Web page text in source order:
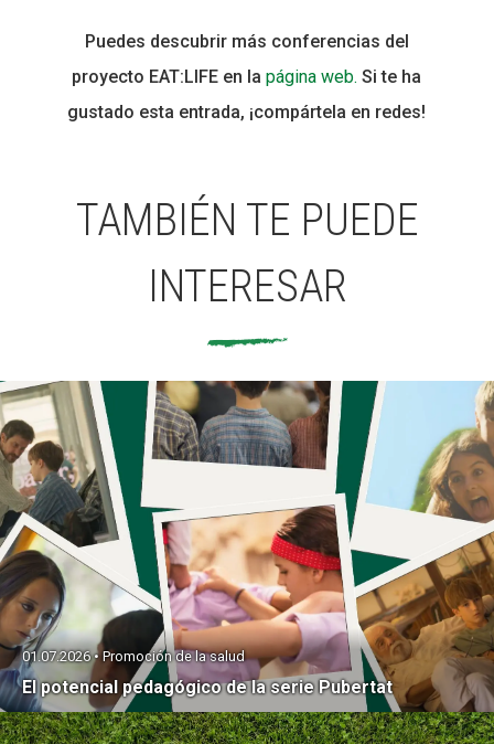
Puedes descubrir más conferencias del
proyecto EAT:LIFE en lapágina web. Si te ha
gustado esta entrada, ¡compártela en redes!
TAMBIÉN TE PUEDE
INTERESAR
El potencial pedagógico de la serie Pubertat
01.07.2026 • Promoción de la salud